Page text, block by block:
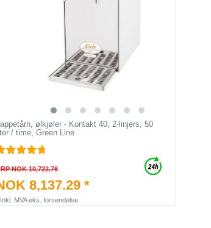
ølkjøler - Kontakt 40, 2-linjers, 50
/ time, Green Line
NOK 10,722.76
8,137.29 *
Inkl. MVAeks. forsendelse